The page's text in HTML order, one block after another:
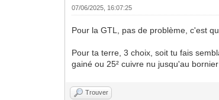
07/06/2025, 16:07:25
Pour la GTL, pas de problème, c'est
Pour ta terre, 3 choix, soit tu fais
gainé ou 25² cuivre nu jusqu'au
Trouver